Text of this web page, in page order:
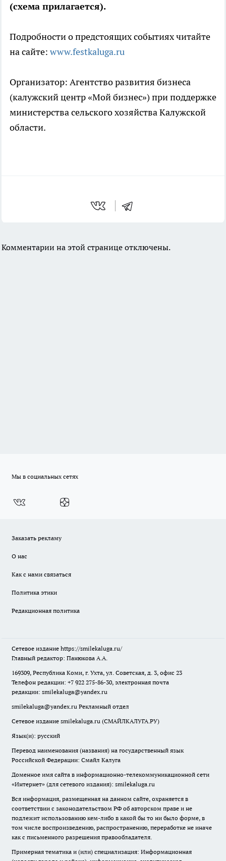
(схема прилагается).
Подробности о предстоящих событиях читайте
на сайте: www.festkaluga.ru
Организатор: Агентство развития бизнеса
(калужский центр «Мой бизнес») при поддержке
министерства сельского хозяйства Калужской
области.
Комментарии на этой странице отключены.
Мы в социальных сетях
Заказать рекламу
О нас
Как с нами связаться
Политика этики
Редакционная политика
Сетевое издание https://smilekaluga.ru/
Главный редактор: Панюкова А.А.
169309, Республика Коми, г. Ухта, ул. Советская, д. 3, офис 23
Телефон редакции: +7 922 275-86-30, электронная почта
редакции: smilekaluga@yandex.ru
smilekaluga@yandex.ru Рекламный отдел
Сетевое издание smilekaluga.ru (СМАЙЛКАЛУГА.РУ)
Язык(и): русский
Перевод наименования (названия) на государственный язык
Российской Федерации: Смайл Калуга
Доменное имя сайта в информационно-телекоммуникационной сети
«Интернет» (для сетевого издания): smilekaluga.ru
Вся информация, размещенная на данном сайте, охраняется в
соответствии с законодательством РФ об авторском праве и не
подлежит использованию кем-либо в какой бы то ни было форме, в
том числе воспроизведению, распространению, переработке не иначе
как с письменного разрешения правообладателя.
Примерная тематика и (или) специализация: Информационная